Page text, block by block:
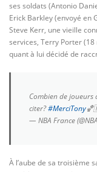
ses soldats (Antonio
Erick Barkley (envoyé en
Steve Kerr, une vieille
services, Terry Porter
quant à lui décidé de
Combien de joueurs
citer?#MerciTony
— NBA France
À l’aube de sa troisième